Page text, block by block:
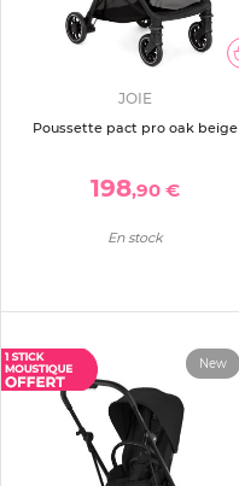
JOIE
Poussette pact pro oak beige
198,90 €
En stock
New